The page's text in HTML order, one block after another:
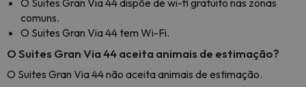
O Suites Gran Via 44 dispõe de wi-fi gratuito nas zonas
comuns.
O Suites Gran Via 44 tem Wi-Fi.
O Suites Gran Via 44 aceita animais de estimação?
O Suites Gran Via 44 não aceita animais de estimação.